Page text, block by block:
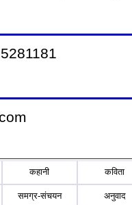
कहानी कविता
समग्र-संचयन अनुवाद